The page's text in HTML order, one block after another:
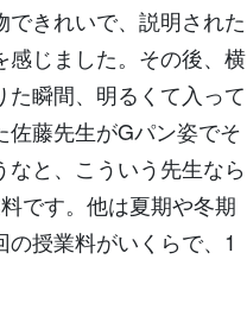
きれいで、説明された
じました。その後、横
瞬間、明るくて入って
藤先生がGパン姿でそ
と、こういう先生なら
です。他は夏期や冬期
授業料がいくらで、1